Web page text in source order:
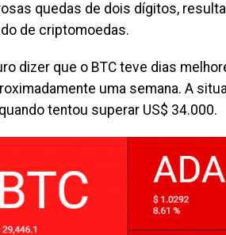
quedas de dois dígitos,
de criptomoedas.
dizer que o BTC teve dias
uma semana. A
tentou superar US$ 34.000.